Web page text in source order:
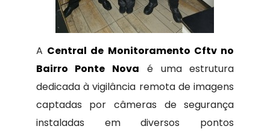
A Central de Monitoramento Cftv no
Bairro Ponte Nova é uma estrutura
dedicada à vigilância remota de imagens
captadas por câmeras de segurança
instaladas em diversos pontos